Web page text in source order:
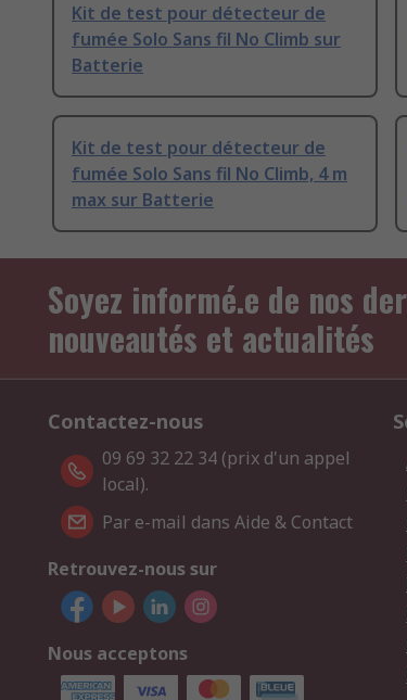
Kit de test pour détecteur de
fumée Solo Sans fil No Climb sur
Batterie
Kit de test pour détecteur de
fumée Solo Sans fil No Climb, 4 m
max sur Batterie
Soyez informé.e de nos
nouveautés et actualités
Contactez-nous
09 69 32 22 34 (prix d'un appel
local).
Par e-mail dans Aide & Contact
Retrouvez-nous sur
Nous acceptons